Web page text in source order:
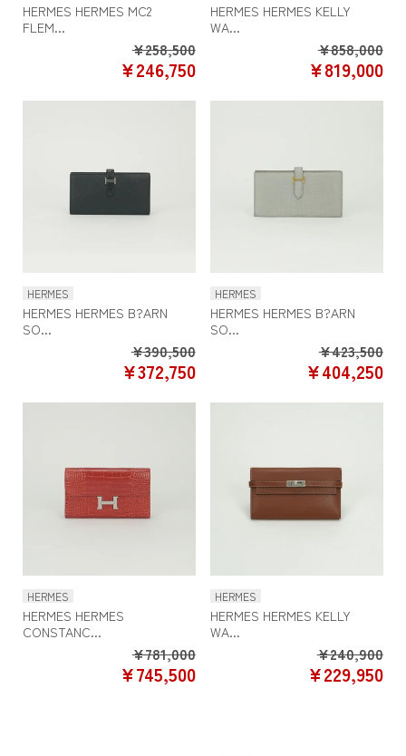
HERMES HERMES MC2
FLEM...
Regular
price
¥258,500
SALE
¥246,750
HERMES HERMES KELLY
WA...
¥858,000
¥819,000
HERMES
HERMES HERMES B?ARN
SO...
Regular
price
¥390,500
SALE
¥372,750
HERMES
HERMES HERMES B?ARN
SO...
¥423,500
¥404,250
HERMES
HERMES HERMES
CONSTANC...
Regular
price
¥781,000
SALE
¥745,500
HERMES
HERMES HERMES KELLY
WA...
¥240,900
¥229,950